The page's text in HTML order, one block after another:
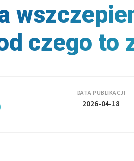
czego to
DATA PUBLIKACJI
2026-04-18